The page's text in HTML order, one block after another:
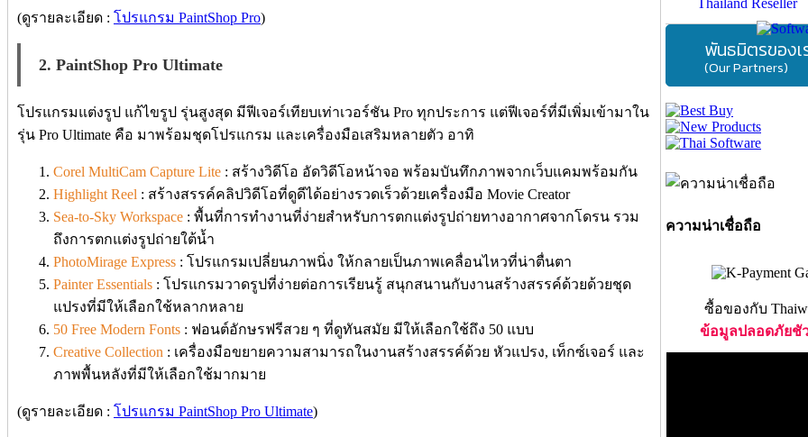
(ดูรายละเอียด : โปรแกรม PaintShop Pro)
2. PaintShop Pro Ultimate
โปรแกรมแต่งรูป แก้ไขรูป รุ่นสูงสุด มีฟีเจอร์เทียบเท่าเวอร์ชัน Pro ทุกประการ แต่ฟีเจอร์ที่มีเพิ่มเข้ามาใน
รุ่น Pro Ultimate คือ มาพร้อมชุดโปรแกรม และเครื่องมือเสริมหลายตัว อาทิ
Corel MultiCam Capture Lite : สร้างวิดีโอ อัดวิดีโอหน้าจอ พร้อมบันทึกภาพจากเว็บแคมพร้อมกัน
Highlight Reel : สร้างสรรค์คลิปวิดีโอที่ดูดีได้อย่างรวดเร็วด้วยเครื่องมือ Movie Creator
Sea-to-Sky Workspace : พื้นที่การทำงานที่ง่ายสำหรับการตกแต่งรูปถ่ายทางอากาศจากโดรน รวม
ถึงการตกแต่งรูปถ่ายใต้น้ำ
PhotoMirage Express : โปรแกรมเปลี่ยนภาพนิ่ง ให้กลายเป็นภาพเคลื่อนไหวที่น่าตื่นตา
Painter Essentials : โปรแกรมวาดรูปที่ง่ายต่อการเรียนรู้ สนุกสนานกับงานสร้างสรรค์ด้วยด้วยชุด
แปรงที่มีให้เลือกใช้หลากหลาย
50 Free Modern Fonts : ฟอนต์อักษรฟรีสวย ๆ ที่ดูทันสมัย มีให้เลือกใช้ถึง 50 แบบ
Creative Collection : เครื่องมือขยายความสามารถในงานสร้างสรรค์ด้วย หัวแปรง, เท็กซ์เจอร์ และ
ภาพพื้นหลังที่มีให้เลือกใช้มากมาย
(ดูรายละเอียด : โปรแกรม PaintShop Pro Ultimate)
พันธมิตรของเ
(Our Partners)
ความน่าเชื่อถือ
ซื้อของกับ
ข้อมูลปลอดภัยชัว